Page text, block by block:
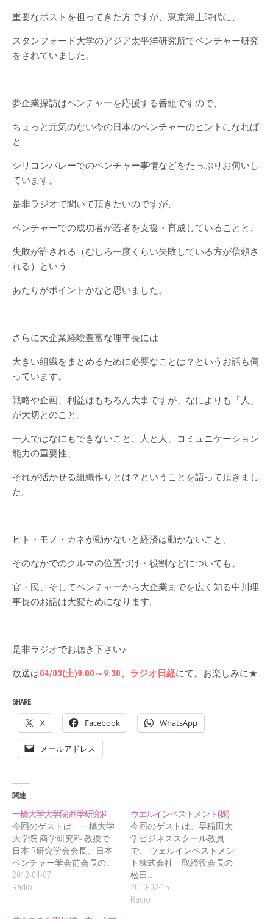
重要なポストを担ってきた方ですが、東京海上時代に、
スタンフォード大学のアジア太平洋研究所でベンチャー研究
をされていました。
夢企業探訪はベンチャーを応援する番組ですので、
ちょっと元気のない今の日本のベンチャーのヒントになれば
と
シリコンバレーでのベンチャー事情などをたっぷりお伺いし
ています。
是非ラジオで聞いて頂きたいのですが、
ベンチャーでの成功者が若者を支援・育成していることと、
失敗が許される（むしろ一度くらい失敗している方が信頼さ
れる）という
あたりがポイントかなと思いました。
さらに大企業経験豊富な理事長には
大きい組織をまとめるために必要なことは？というお話も伺
っています。
戦略や企画、利益はもちろん大事ですが、なによりも「人」
が大切とのこと。
一人ではなにもできないこと、人と人、コミュニケーション
能力の重要性、
それが活かせる組織作りとは？ということを語って頂きまし
た。
ヒト・モノ・カネが動かないと経済は動かないこと、
そのなかでのクルマの位置づけ・役割などについても。
官・民、そしてベンチャーから大企業までを広く知る中川理
事長のお話は大変ためになります。
是非ラジオでお聴き下さい♪
放送は04/03(土)9:00～9:30、ラジオ日経にて。お楽しみに★
SHARE
X Facebook WhatsApp
メールアドレス
関連
一橋大学大学院 商学研究科
今回のゲストは、一橋大学
大学院 商学研究科 教授で
日本IR研究学会会長、日本
ベンチャー学会前会長の…
2012-04-07
Radio
ウエルインベストメント(株)
今回のゲストは、早稲田大
学ビジネススクール教員
で、 ウェルインベストメン
ト株式会社 取締役会長の
松田…
2010-02-15
Radio